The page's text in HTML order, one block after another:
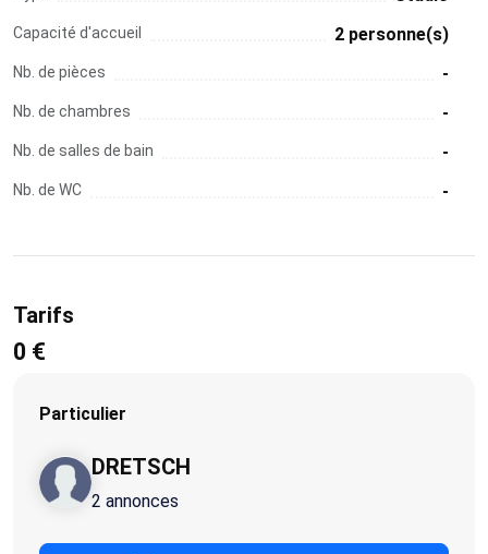
Capacité d'accueil 2 personne(s)
Nb. de pièces -
Nb. de chambres -
Nb. de salles de bain -
Nb. de WC -
Tarifs
0 €
Particulier
DRETSCH
2 annonces